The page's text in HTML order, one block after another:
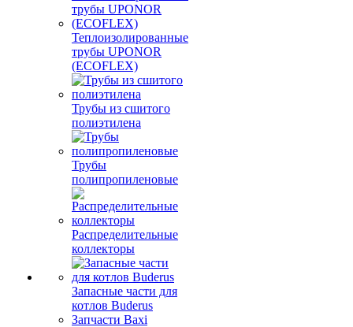
Теплоизолированные
трубы UPONOR
(ECOFLEX)
Трубы из сшитого
полиэтилена
Трубы
полипропиленовые
Распределительные
коллекторы
Запасные части для
котлов Buderus
Запчасти Baxi